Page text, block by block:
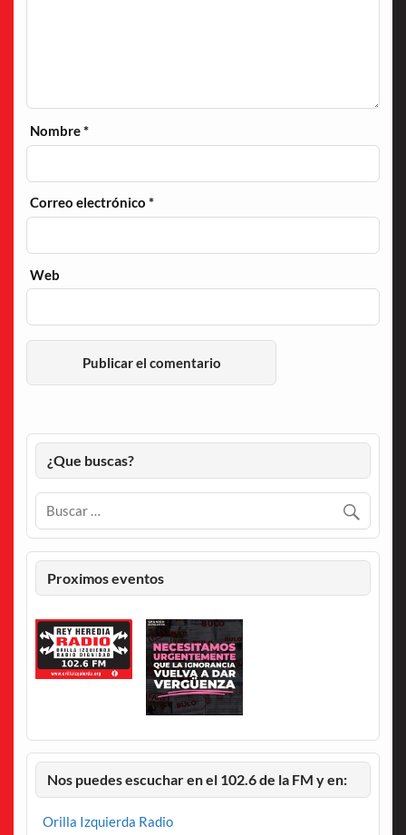
Nombre*
Correo electrónico*
Web
¿Que buscas?
Proximos eventos
Nos puedes escuchar en el 102.6 de la FM y en:
Orilla Izquierda Radio